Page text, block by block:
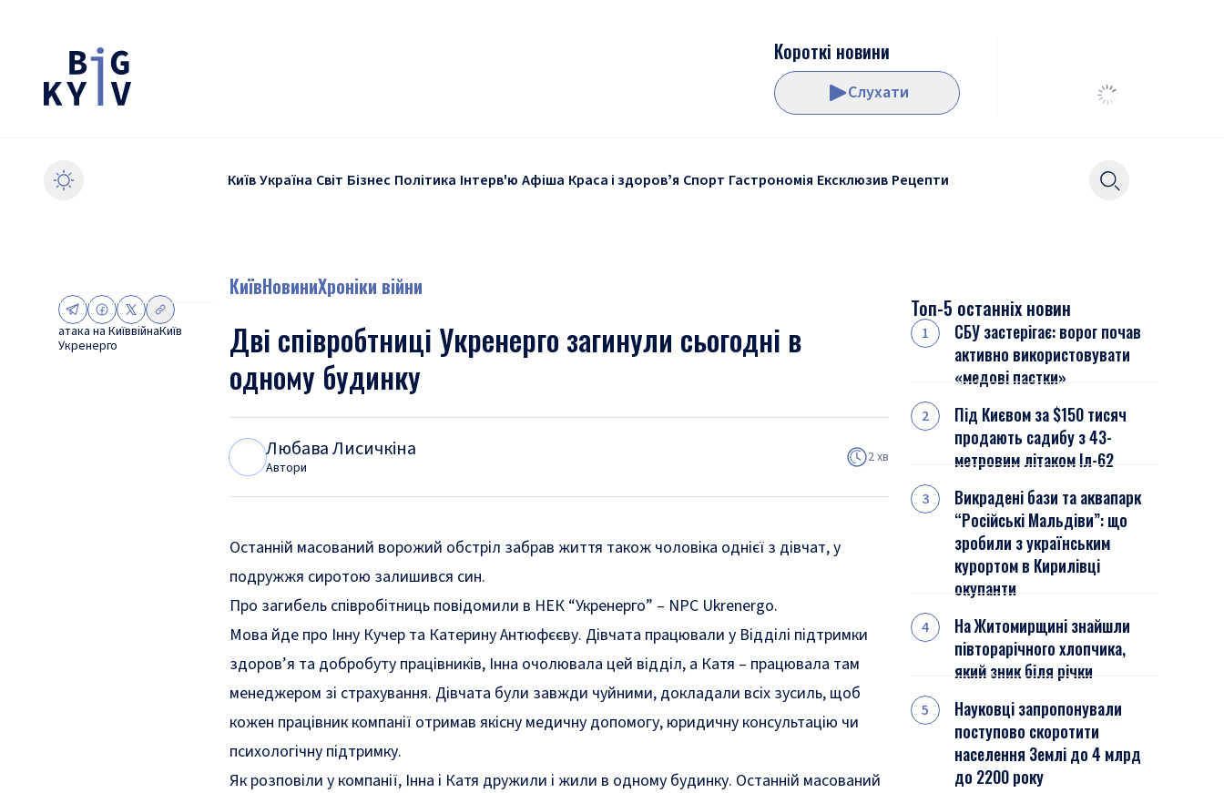
Короткі новини
Слухати
КиївУкраїна Світ Бізнес Політика Інтерв'ю Афіша Краса і здоровʼя Спорт Гастрономія Ексклюзив Рецепти
атака на КиїввійнаКиїв
Укренерго
КиївНовиниХроніки війни
Дві співробтниці Укренерго загинули сьогодні в
одному будинку
Любава Лисичкіна
Автори
2 хв
Останній масований ворожий обстріл забрав життя також чоловіка однієї з дівчат, у
подружжя сиротою залишився син.
Про загибель співробітниць повідомили в НЕК “Укренерго” – NPC Ukrenergo.
Мова йде про Інну Кучер та Катерину Антюфєєву. Дівчата працювали у Відділі підтримки
здоров’я та добробуту працівників, Інна очолювала цей відділ, а Катя – працювала там
менеджером зі страхування. Дівчата були завжди чуйними, докладали всіх зусиль, щоб
кожен працівник компанії отримав якісну медичну допомогу, юридичну консультацію чи
психологічну підтримку.
Як розповіли у компанії, Інна і Катя дружили і жили в одному будинку. Останній масований
Топ-5 останніх новин
СБУ застерігає: ворог почав
активно використовувати
«медові пастки»
Під Києвом за $150 тисяч
продають садибу з 43-
метровим літаком Іл-62
Викрадені бази та аквапарк
“Російські Мальдіви”: що
зробили з українським
курортом в Кирилівці
окупанти
На Житомирщині знайшли
півторарічного хлопчика,
який зник біля річки
Науковці запропонували
поступово скоротити
населення Землі до 4 млрд
до 2200 року